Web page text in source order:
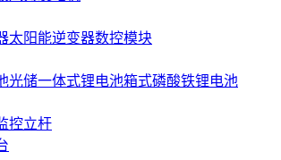
太阳能逆变器数控模块
光储一体式锂电池箱式磷酸铁锂电池
控立杆